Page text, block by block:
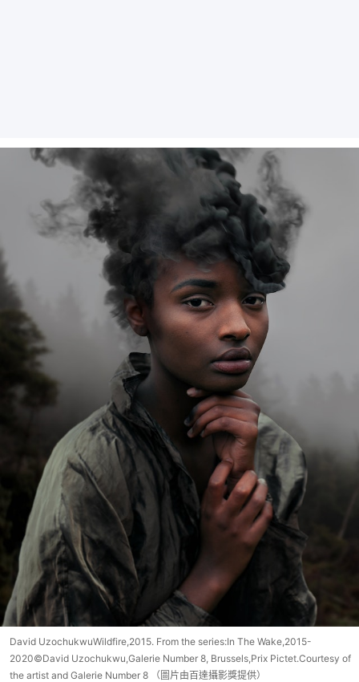
David UzochukwuWildfire,2015. From the series:In The Wake,2015-
2020©David Uzochukwu,Galerie Number 8, Brussels,Prix Pictet.Courtesy of
the artist and Galerie Number 8 （圖片由百達攝影獎提供）